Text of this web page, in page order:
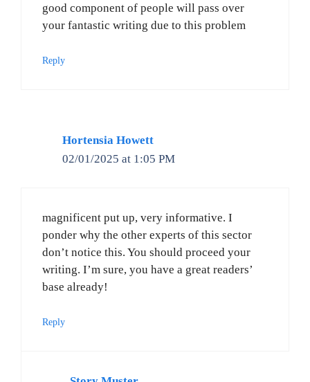
good component of people will pass over
your fantastic writing due to this problem
Reply
Hortensia Howett
02/01/2025 at 1:05 PM
magnificent put up, very informative. I
ponder why the other experts of this sector
don’t notice this. You should proceed your
writing. I’m sure, you have a great readers’
base already!
Reply